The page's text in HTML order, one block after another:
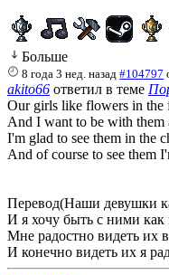
Больше
8 года 3 нед. назад #104797
akito66 ответил в теме
Our girls like flowers in the
And I want to be with them
I'm glad to see them in the
And of course to see them
Перевод(Наши девушки
И я хочу быть с ними как
Мне радостно видеть их в
И конечно видеть их я